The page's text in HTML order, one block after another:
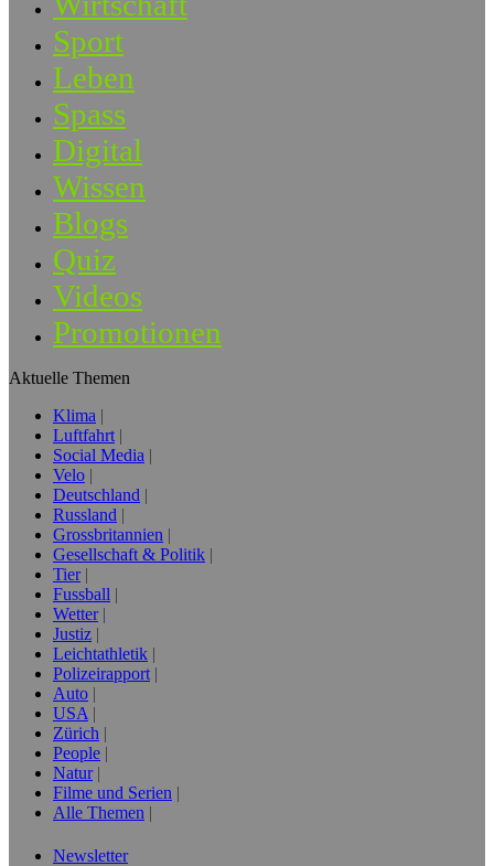
Sport
Leben
Spass
Digital
Wissen
Blogs
Quiz
Videos
Promotionen
Aktuelle Themen
Klima
Luftfahrt
Social Media
Velo
Deutschland
Russland
Grossbritannien
Gesellschaft & Politik
Tier
Fussball
Wetter
Justiz
Leichtathletik
Polizeirapport
Auto
USA
Zürich
People
Natur
Filme und Serien
Alle Themen
Newsletter